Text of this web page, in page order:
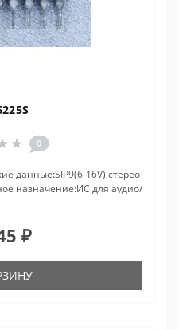
0
данные:SIP9(6-16V) стерео
назначение:ИС для аудио/
₽